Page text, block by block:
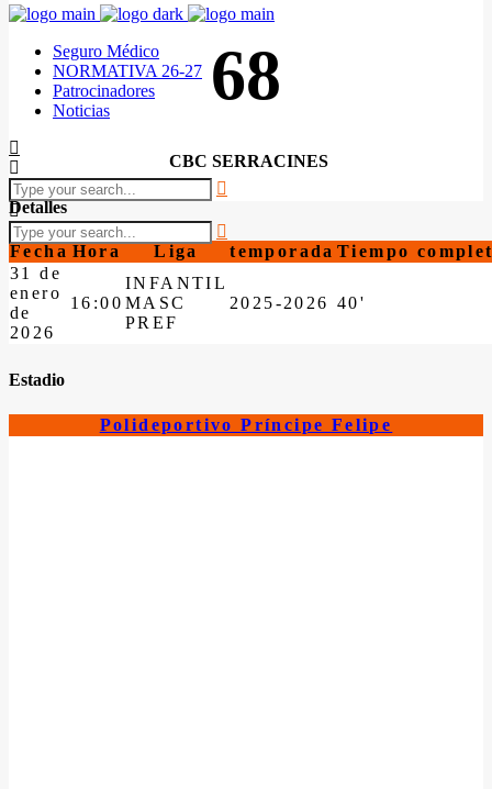
Seguro Médico
NORMATIVA 26-27
Patrocinadores
Noticias
68
CBC SERRACINES
Detalles
Fecha Hora Liga temporada Tiempo
31 de
enero
de
2026
16:00
INFANTIL
MASC
PREF
2025-2026 40'
Estadio
Polideportivo Príncipe Felipe